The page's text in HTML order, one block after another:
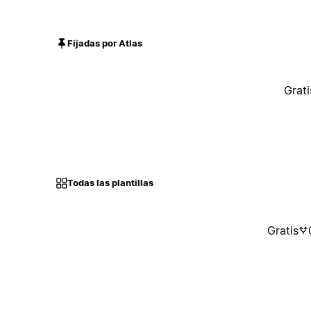
Fijadas por Atlas
Todas las plantillas
Gratis